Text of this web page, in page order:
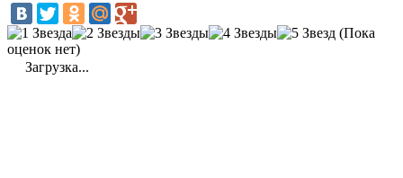
(Пока
оценок нет)
Загрузка...